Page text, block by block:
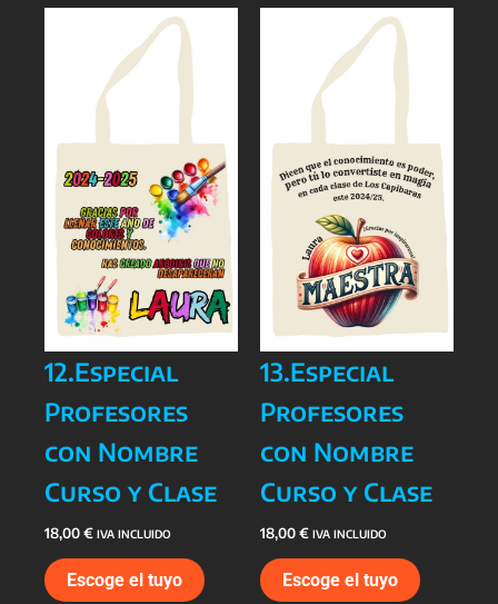
12.Especial
Profesores
con Nombre
Curso y Clase
18,00€ IVA INCLUIDO
Escoge el tuyo
13.Especial
Profesores
con Nombre
Curso y Clase
18,00€ IVA INCLUIDO
Escoge el tuyo